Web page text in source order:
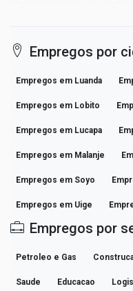
Empregos por
Empregos em Luanda
Empregos em Lobito
Empregos em Lucapa
Empregos em Malanje
Empregos em Soyo
Empregos em Uige
Empregos por
Petroleo e Gas
Saude Educacao